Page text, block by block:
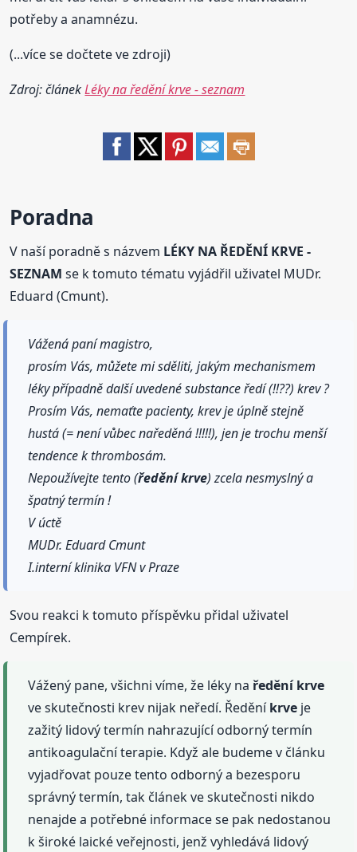
potřeby a anamnézu.
(...více se dočtete ve zdroji)
Zdroj: článekLéky na ředění krve - seznam
Poradna
V naší poradně s názvem LÉKY NA ŘEDĚNÍ KRVE -
SEZNAM se k tomuto tématu vyjádřil uživatel MUDr.
Eduard (Cmunt).
Vážená paní magistro,
prosím Vás, můžete mi sděliti, jakým mechanismem
léky případně další uvedené substance ředí (!!??) krev ?
Prosím Vás, nemaťte pacienty, krev je úplně stejně
hustá (= není vůbec naředěná !!!!!), jen je trochu menší
tendence k thrombosám.
Nepoužívejte tento (ředěníkrve) zcela nesmyslný a
špatný termín !
V úctě
MUDr. Eduard Cmunt
I.interní klinika VFN v Praze
Svou reakci k tomuto příspěvku přidal uživatel
Cempírek.
Vážený pane, všichni víme, že léky na ředění krve
ve skutečnosti krev nijak neředí. Ředěníkrve je
zažitý lidový termín nahrazující odborný termín
antikoagulační terapie. Když ale budeme v článku
vyjadřovat pouze tento odborný a bezesporu
správný termín, tak článek ve skutečnosti nikdo
nenajde a potřebné informace se pak nedostanou
k široké laické veřejnosti, jenž vyhledává lidový